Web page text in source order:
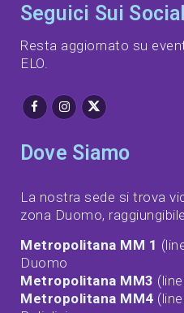
Seguici Sui Social
Resta aggiornato su
ELO.
Dove Siamo
La nostra sede si trova
zona Duomo,
Metropolitana MM 1
Duomo
Metropolitana MM3
Metropolitana MM4